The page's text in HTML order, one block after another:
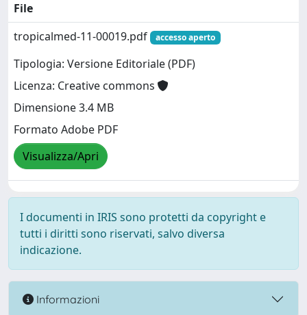
File
tropicalmed-11-00019.pdf
accesso aperto
Tipologia: Versione Editoriale (PDF)
Licenza: Creative commons
Dimensione 3.4 MB
Formato Adobe PDF
Visualizza/Apri
I documenti in IRIS sono protetti da copyright e
tutti i diritti sono riservati, salvo diversa
indicazione.
Informazioni